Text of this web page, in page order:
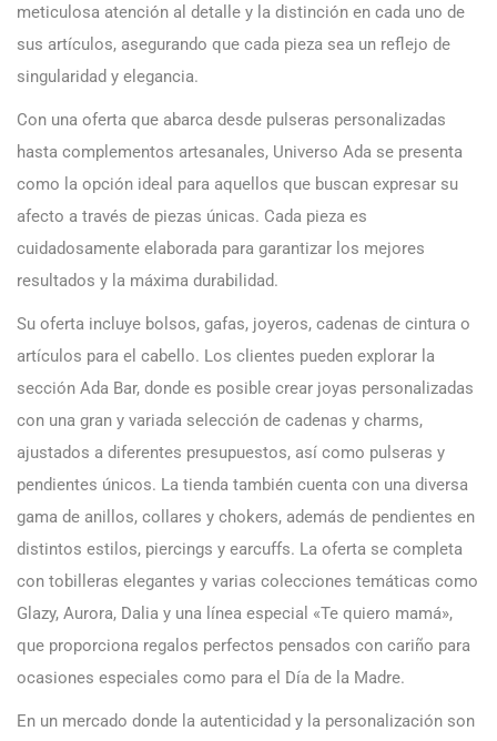
meticulosa atención al detalle y la distinción en cada uno de
sus artículos, asegurando que cada pieza sea un reflejo de
singularidad y elegancia.
Con una oferta que abarca desde pulseras personalizadas
hasta complementos artesanales, Universo Ada se presenta
como la opción ideal para aquellos que buscan expresar su
afecto a través de piezas únicas. Cada pieza es
cuidadosamente elaborada para garantizar los mejores
resultados y la máxima durabilidad.
Su oferta incluye bolsos, gafas, joyeros, cadenas de cintura o
artículos para el cabello. Los clientes pueden explorar la
sección Ada Bar, donde es posible crear joyas personalizadas
con una gran y variada selección de cadenas y charms,
ajustados a diferentes presupuestos, así como pulseras y
pendientes únicos. La tienda también cuenta con una diversa
gama de anillos, collares y chokers, además de pendientes en
distintos estilos, piercings y earcuffs. La oferta se completa
con tobilleras elegantes y varias colecciones temáticas como
Glazy, Aurora, Dalia y una línea especial «Te quiero mamá»,
que proporciona regalos perfectos pensados con cariño para
ocasiones especiales como para el Día de la Madre.
En un mercado donde la autenticidad y la personalización son